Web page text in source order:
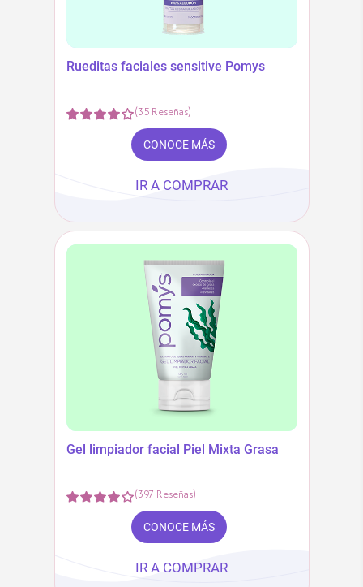
Rueditas faciales sensitive Pomys
(35 Reseñas)
CONOCE MÁS
IR A COMPRAR
Gel limpiador facial Piel Mixta Grasa
(397 Reseñas)
CONOCE MÁS
IR A COMPRAR